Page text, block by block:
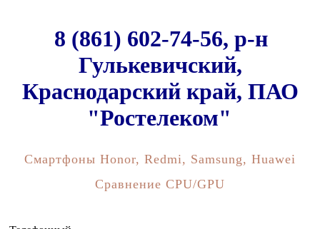
8 (861) 602-74-56, р-н
Гулькевичский,
Краснодарский край, ПАО
"Ростелеком"
Смартфоны Honor, Redmi, Samsung, Huawei
Сравнение CPU/GPU